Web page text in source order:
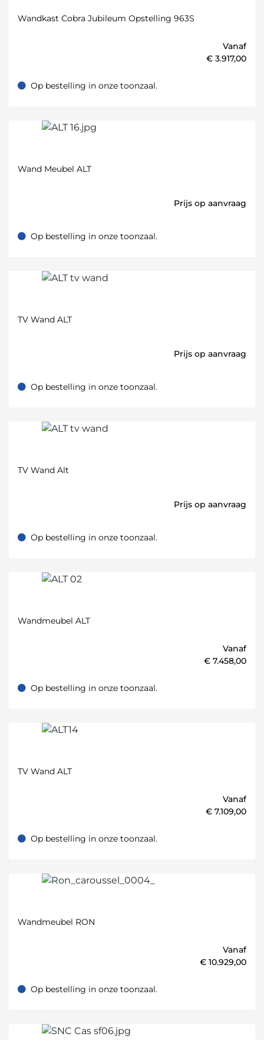
Wandkast Cobra Jubileum Opstelling 963S
Vanaf
€ 3.917,00
Op bestelling in onze toonzaal.
Op bestelling in onze toonzaal.
Wand Meubel ALT
Prijs op aanvraag
Op bestelling in onze toonzaal.
Op bestelling in onze toonzaal.
TV Wand ALT
Prijs op aanvraag
Op bestelling in onze toonzaal.
Op bestelling in onze toonzaal.
TV Wand Alt
Prijs op aanvraag
Op bestelling in onze toonzaal.
Op bestelling in onze toonzaal.
Wandmeubel ALT
Vanaf
€ 7.458,00
Op bestelling in onze toonzaal.
Op bestelling in onze toonzaal.
TV Wand ALT
Vanaf
€ 7.109,00
Op bestelling in onze toonzaal.
Op bestelling in onze toonzaal.
Wandmeubel RON
Vanaf
€ 10.929,00
Op bestelling in onze toonzaal.
Op bestelling in onze toonzaal.